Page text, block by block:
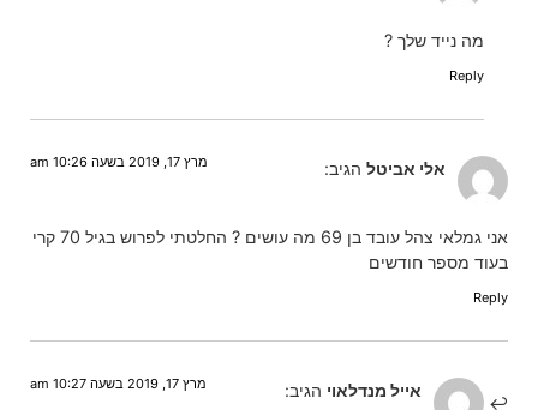
מה נייד שלך ?
Reply
אלי אביטל הגיב: מרץ 17, 2019 בשעה 10:26 am
אני גמלאי צהל עובד בן 69 מה עושים ? החלטתי לפרוש בגיל 70 קרי
בעוד מספר חודשים
Reply
אייל מנדלאוי הגיב: מרץ 17, 2019 בשעה 10:27 am